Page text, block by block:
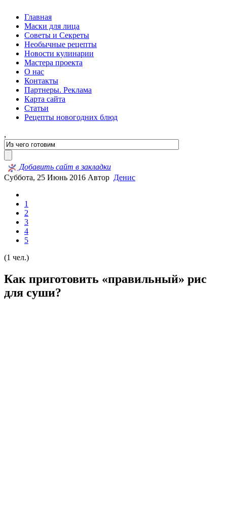
Главная
Маски для лица
Советы и Секреты
Необычные рецепты
Новости кулинарии
Мастера проекта
О нас
Контакты
Партнеры. Реклама
Карта сайта
Статьи
Рецепты новогодних блюд
,
Добавить сайт в закладки
Суббота, 25 Июнь 2016 Автор Денис
1
2
3
4
5
(1 чел.)
Как приготовить «правильный» рис
для суши?